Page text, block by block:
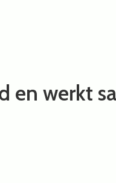
en werkt